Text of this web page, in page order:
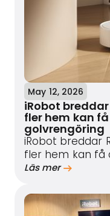
May 12, 2026
iRobot
fler hem kan
golvrengöring
iRobot breddar
fler hem kan få
Läs mer